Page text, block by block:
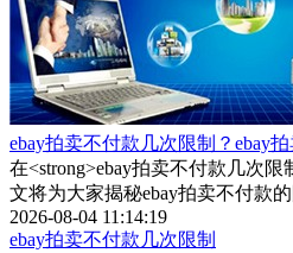
ebay拍卖不付款几次限制？ebay
在<strong>ebay拍卖不付款几次
文将为大家揭秘ebay拍卖不付款
2026-08-04 11:14:19
ebay拍卖不付款几次限制